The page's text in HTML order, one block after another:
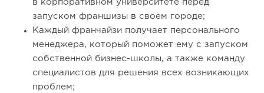
в корпоративном университете перед
запуском франшизы в своем городе;
Каждый франчайзи получает персонального
менеджера, который поможет ему с запуском
собственной бизнес-школы, а также команду
специалистов для решения всех возникающих
проблем;